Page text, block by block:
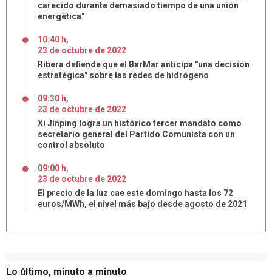
Lo último, minuto a minuto
carecido durante demasiado tiempo de una unión
energética"
10:40 h,
23 de octubre de 2022
Ribera defiende que el BarMar anticipa "una decisión
estratégica" sobre las redes de hidrógeno
09:30 h,
23 de octubre de 2022
Xi Jinping logra un histórico tercer mandato como
secretario general del Partido Comunista con un
control absoluto
09:00 h,
23 de octubre de 2022
El precio de la luz cae este domingo hasta los 72
euros/MWh, el nivel más bajo desde agosto de 2021